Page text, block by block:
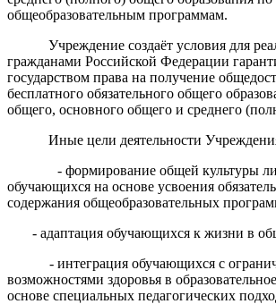
общеобразовательным программам.
Учреждение создаёт условия для
гражданами Российской Федерации
государством права на получение
бесплатного обязательного общего
общего, основного общего и среднего
Иные цели деятельности
- формирование общей культуры
обучающихся на основе усвоения
содержания общеобразовательных
- адаптация обучающихся к жизни в
- интеграция обучающихся с
возможностями здоровья в
основе специальных педагогических